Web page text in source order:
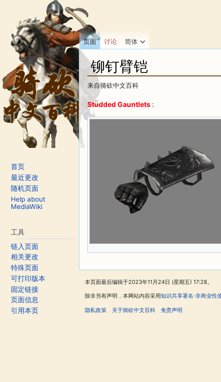
铆钉臂铠
来自骑砍中文百科
跳转至：
Studded Gauntlets :
页面 讨论 简体
首页
最近更改
随机页面
Help about
MediaWiki
工具
链入页面
相关更改
特殊页面
可打印版本
固定链接
页面信息
引用本页
本页面最后编辑于2023年11月24日 (星期五) 17:28。
除非另有声明，本网站内容采用知识共享署名-非商业性
隐私政策 关于骑砍中文百科 免责声明